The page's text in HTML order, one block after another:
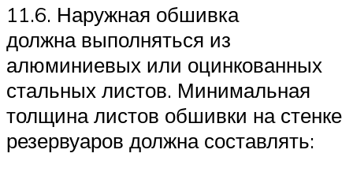
11.6. Наружная обшивка
должна выполняться из
алюминиевых или оцинкованных
стальных листов. Минимальная
толщина листов обшивки на стенке
резервуаров должна составлять: